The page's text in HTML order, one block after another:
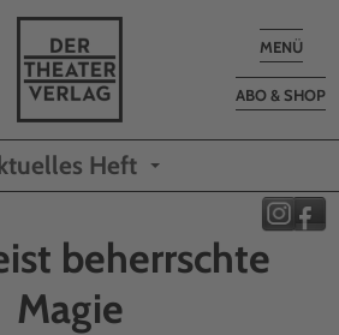
Toggle
MENÜ
ABO & SHOP
Heft
beherrschte
Magie